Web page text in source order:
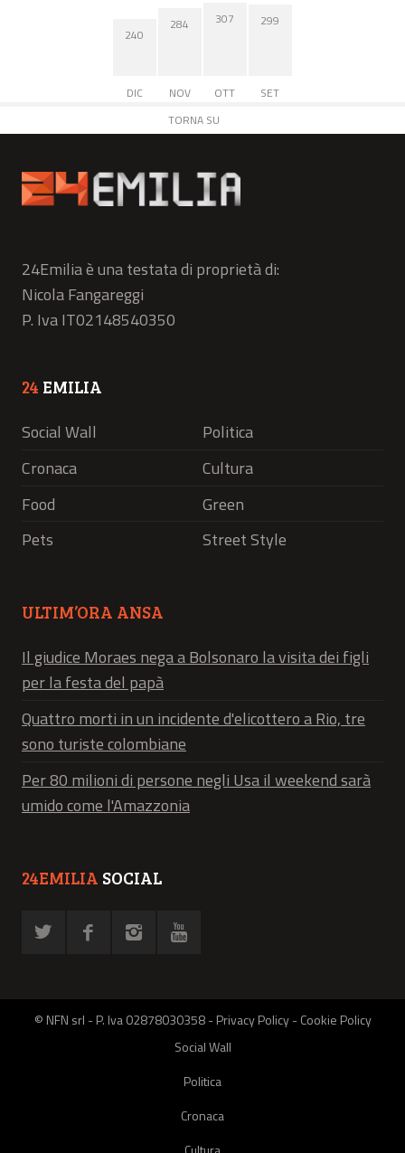
240
DIC
284
NOV
307
OTT
299
SET
TORNA SU
24Emilia è una testata di proprietà di:
Nicola Fangareggi
P. Iva IT02148540350
24 EMILIA
Social Wall
Politica
Cronaca
Cultura
Food
Green
Pets
Street Style
ULTIM’ORA ANSA
Il giudice Moraes nega a Bolsonaro la visita dei figli
per la festa del papà
Quattro morti in un incidente d'elicottero a Rio, tre
sono turiste colombiane
Per 80 milioni di persone negli Usa il weekend sarà
umido come l'Amazzonia
24EMILIA SOCIAL
© NFN srl - P. Iva 02878030358 -Privacy Policy-Cookie Policy
Social Wall
Politica
Cronaca